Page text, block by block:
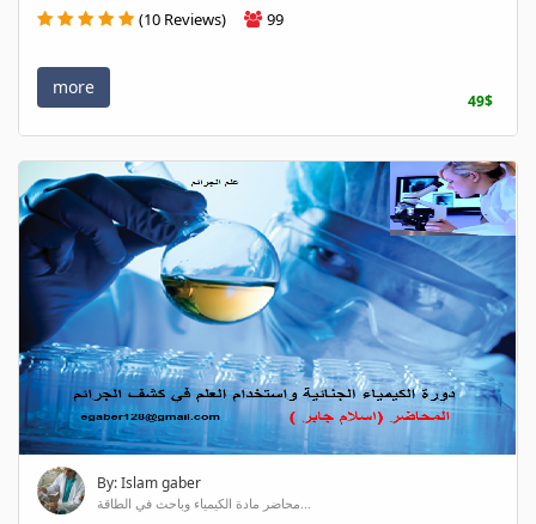
(10 Reviews) 99
more
49$
By: Islam gaber
محاضر مادة الكيمياء وباحث في الطاقة...